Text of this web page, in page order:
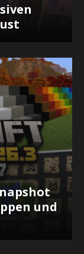
und